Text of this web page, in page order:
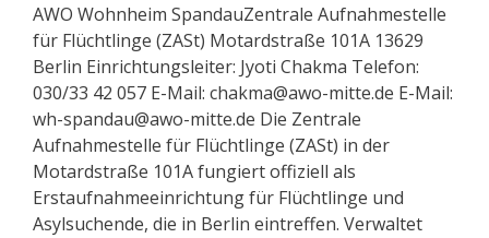
AWO Wohnheim SpandauZentrale Aufnahmestelle
für Flüchtlinge (ZASt) Motardstraße 101A 13629
Berlin Einrichtungsleiter: Jyoti Chakma Telefon:
030/33 42 057 E-Mail: chakma@awo-mitte.de E-Mail:
wh-spandau@awo-mitte.de Die Zentrale
Aufnahmestelle für Flüchtlinge (ZASt) in der
Motardstraße 101A fungiert offiziell als
Erstaufnahmeeinrichtung für Flüchtlinge und
Asylsuchende, die in Berlin eintreffen. Verwaltet